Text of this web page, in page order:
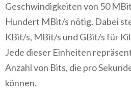
Geschwindigkeiten von 50
Hundert MBit/s nötig. Dabei
KBit/s, MBit/s und GBit/s für
Jede dieser Einheiten
Anzahl von Bits, die pro
können.